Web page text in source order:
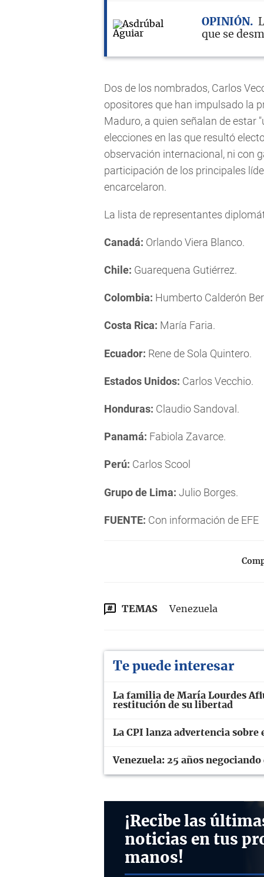
OPINIÓN
que se
Dos de los nombrados, Carlos
opositores que han impulsado la
Maduro, a quien señalan de estar
elecciones en las que resultó
observación internacional, ni con
participación de los principales
encarcelaron.
La lista de representantes
Canadá: Orlando Viera Blanco.
Chile: Guarequena Gutiérrez.
Colombia: Humberto Calderón
Costa Rica: María Faria.
Ecuador: Rene de Sola Quintero.
Estados Unidos: Carlos Vecchio.
Honduras: Claudio Sandoval.
Panamá: Fabiola Zavarce.
Perú: Carlos Scool
Grupo de Lima: Julio Borges.
FUENTE: Con información de EFE
TEMAS Venezuela
Te puede interesar
La familia de María Lourdes
restitución de su libertad
La CPI lanza advertencia sobre
Venezuela: 25 años
¡Recibe las
noticias en tus
manos!